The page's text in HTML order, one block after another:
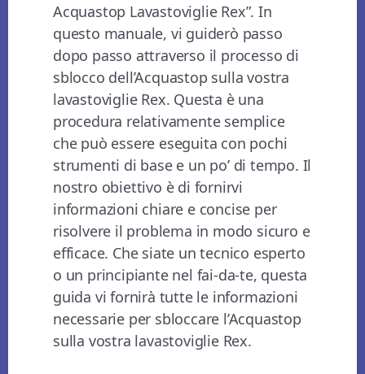
Acquastop Lavastoviglie Rex”. In
questo manuale, vi guiderò passo
dopo passo attraverso il processo di
sblocco dell’Acquastop sulla vostra
lavastoviglie Rex. Questa è una
procedura relativamente semplice
che può essere eseguita con pochi
strumenti di base e un po’ di tempo. Il
nostro obiettivo è di fornirvi
informazioni chiare e concise per
risolvere il problema in modo sicuro e
efficace. Che siate un tecnico esperto
o un principiante nel fai-da-te, questa
guida vi fornirà tutte le informazioni
necessarie per sbloccare l’Acquastop
sulla vostra lavastoviglie Rex.